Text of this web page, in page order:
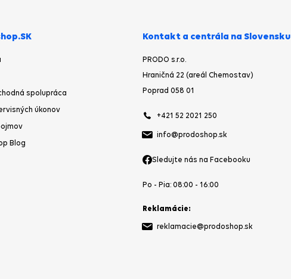
spolupráca
úkonov
Blog
Kontakt a centrála na Slovensku
PRODO s.r.o.
Hraničná 22 (areál Chemostav)
Poprad 058 01
+421 52 2021 250
info@prodoshop.sk
Sledujte nás na Facebooku
Po - Pia: 08:00 - 16:00
Reklamácie:
reklamacie@prodoshop.sk